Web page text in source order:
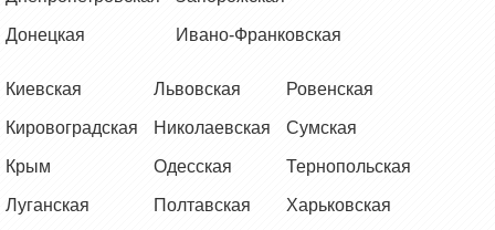
Донецкая Ивано-Франковская
Киевская
Кировоградская
Крым
Луганская
Львовская
Николаевская
Одесская
Полтавская
Ровенская
Сумская
Тернопольская
Харьковская